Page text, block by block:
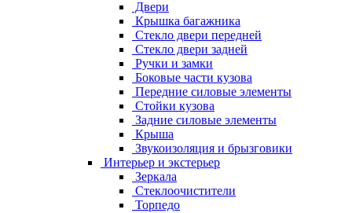
Двери
Крышка багажника
Стекло двери передней
Стекло двери задней
Ручки и замки
Боковые части кузова
Передние силовые элементы
Стойки кузова
Задние силовые элементы
Крыша
Звукоизоляция и брызговики
Интерьер и экстерьер
Зеркала
Стеклоочистители
Торпедо